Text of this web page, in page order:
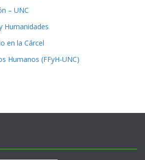
– UNC
Humanidades
en la Cárcel
Humanos (FFyH-UNC)